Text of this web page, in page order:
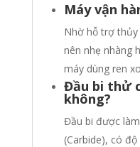
Máy vận
Nhờ hỗ trợ
nên nhẹ nhàng
máy dùng ren
Đầu bi thử
không?
Đầu bi được
(Carbide), có